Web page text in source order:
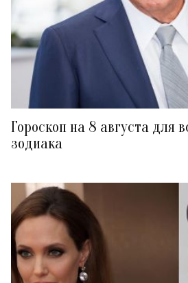
Гороскоп на 8 августа для
зодиака